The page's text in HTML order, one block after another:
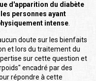
d'apparition du diabète
personnes ayant
intense.
doute sur les bienfaits
et lors du traitement du
sur cette question et
encadré par des
répondre à cette